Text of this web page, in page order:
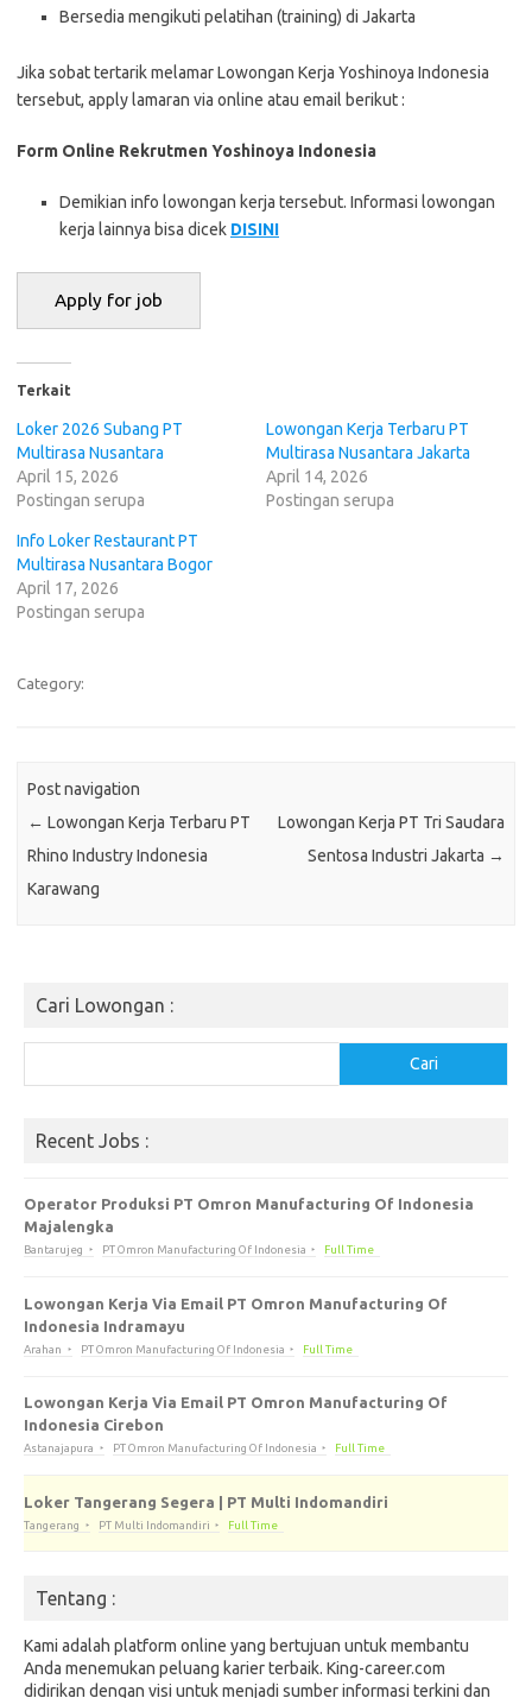
Bersedia mengikuti pelatihan (training) di Jakarta
Jika sobat tertarik melamar Lowongan Kerja Yoshinoya Indonesia
tersebut, apply lamaran via online atau email berikut :
Form Online Rekrutmen Yoshinoya Indonesia
Demikian info lowongan kerja tersebut. Informasi lowongan
kerja lainnya bisa dicek DISINI
Terkait
Loker 2026 Subang PT
Multirasa Nusantara
April 15, 2026
Postingan serupa
Lowongan Kerja Terbaru PT
Multirasa Nusantara Jakarta
April 14, 2026
Postingan serupa
Info Loker Restaurant PT
Multirasa Nusantara Bogor
April 17, 2026
Postingan serupa
Category:
Post navigation
← Lowongan Kerja Terbaru PT
Rhino Industry Indonesia
Karawang
Lowongan Kerja PT Tri Saudara
Sentosa Industri Jakarta →
Cari Lowongan :
Cari
Recent Jobs :
Operator Produksi PT Omron Manufacturing Of Indonesia
Majalengka
Bantarujeg PT Omron Manufacturing Of Indonesia Full Time
Lowongan Kerja Via Email PT Omron Manufacturing Of
Indonesia Indramayu
Arahan PT Omron Manufacturing Of Indonesia Full Time
Lowongan Kerja Via Email PT Omron Manufacturing Of
Indonesia Cirebon
Astanajapura PT Omron Manufacturing Of Indonesia Full Time
Loker Tangerang Segera | PT Multi Indomandiri
Tangerang PT Multi Indomandiri Full Time
Tentang :
Kami adalah platform online yang bertujuan untuk membantu
Anda menemukan peluang karier terbaik. King-career.com
didirikan dengan visi untuk menjadi sumber informasi terkini dan